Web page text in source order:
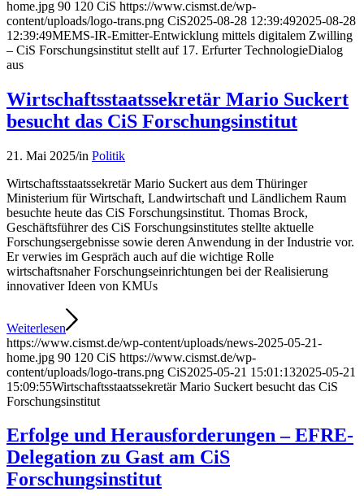
home.jpg 90 120 CiS https://www.cismst.de/wp-
content/uploads/logo-trans.png CiS2025-08-28 12:39:492025-08-28
12:39:49MEMS-IR-Emitter-Entwicklung mittels digitalem Zwilling
– CiS Forschungsinstitut stellt auf 17. Erfurter TechnologieDialog
aus
Wirtschaftsstaatssekretär Mario Suckert
besucht das CiS Forschungsinstitut
21. Mai 2025/in Politik
Wirtschaftsstaatssekretär Mario Suckert aus dem Thüringer
Ministerium für Wirtschaft, Landwirtschaft und Ländlichem Raum
besuchte heute das CiS Forschungsinstitut. Thomas Brock,
Geschäftsführer des CiS Forschungsinstitutes stellte aktuelle
Forschungsergebnisse sowie deren Anwendung in der Industrie vor.
Er verwies im Gespräch auch auf die wichtige Rolle
wirtschaftsnaher Forschungseinrichtungen bei der Realisierung
innovativer Ideen von KMUs
Weiterlesen
https://www.cismst.de/wp-content/uploads/news-2025-05-21-
home.jpg 90 120 CiS https://www.cismst.de/wp-
content/uploads/logo-trans.png CiS2025-05-21 15:01:132025-05-21
15:09:55Wirtschaftsstaatssekretär Mario Suckert besucht das CiS
Forschungsinstitut
Erfolge und Herausforderungen – EFRE-
Delegation zu Gast am CiS
Forschungsinstitut